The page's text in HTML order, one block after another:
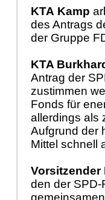
KTA Kamp
des Antrags
der Gruppe
KTA
Antrag der
zustimmen
Fonds für
allerdings als
Aufgrund der
Mittel schnell
Vorsitzender
den der